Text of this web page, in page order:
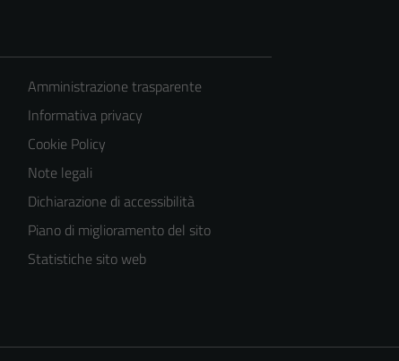
Amministrazione trasparente
Informativa privacy
Cookie Policy
Note legali
Dichiarazione di accessibilità
Piano di miglioramento del sito
Statistiche sito web
Tecnici
Questi cookie
sono necessari
possono